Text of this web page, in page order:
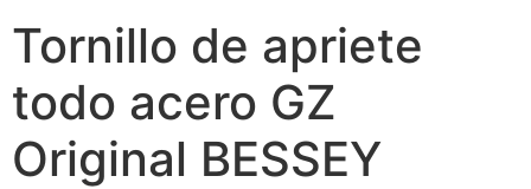
Tornillo de apriete
todo acero GZ
Original BESSEY